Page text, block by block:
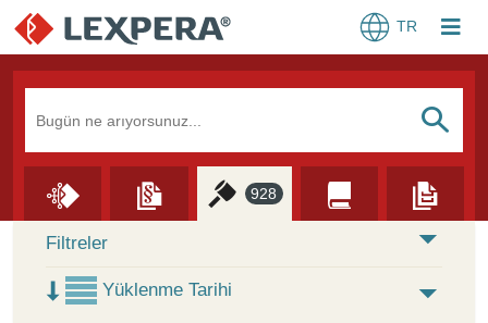
TR
S
928
Skip to Search Results
Filtreler
Yüklenme Tarihi